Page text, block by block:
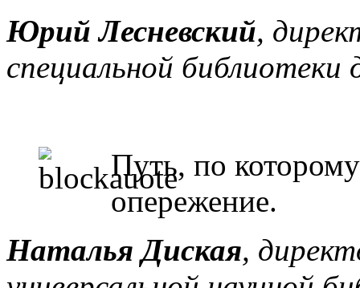
Юрий Лесневский,
специальной библиотеки
Путь, по
опережение.
Наталья Диская,